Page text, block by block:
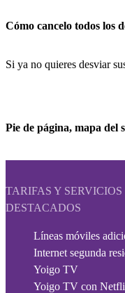
Cómo cancelo todos los
Si ya no quieres desviar
Pie de página, mapa del
TARIFAS Y SERVICIOS
DESTACADOS
Líneas móviles
Internet segunda
Yoigo TV
Yoigo TV con